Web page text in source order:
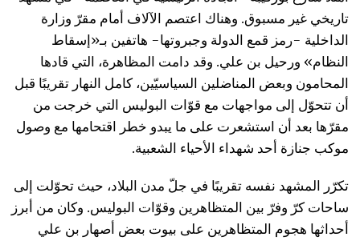
تاريخي غير مسبوق. وهناك اعتصم الآلاف أمام مقرّ وزارة
الداخلية -رمز قمع الدولة وجبروتها- هاتفين بـ«إسقاط
النظام» ورحيل بن علي. وقد دامت المظاهرة، التي قادها
المحامون وبعض المناضلين السياسيّين، كامل النهار تقريبًا قبل
أن تتحوّل إلى مواجهات مع قوّات البوليس التي خرجت من
مقرّها بعد أن استشعرت على ما يبدو خطر اقتحامها مع وصول
موكب جنازة أحد شهداء الأحياء الشعبية.
تكرّر المشهد نفسه تقريبًا في جلّ مدن البلاد، حيث تحوّلت إلى
ساحات كرّ وفرّ بين المتظاهرين وقوّات البوليس. وكان من أبرز
أحداثها هجوم المتظاهرين على بيوت بعض أصهار بن علي